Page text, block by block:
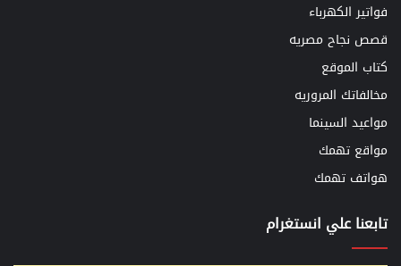
فواتير الكهرباء
قصص نجاح مصريه
كتاب الموقع
مخالفاتك المروريه
مواعيد السينما
مواقع تهمك
هواتف تهمك
تابعنا علي انستغرام